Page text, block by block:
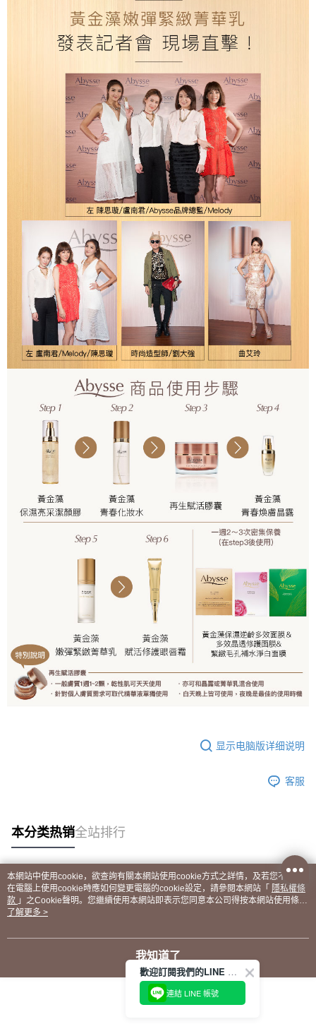
显示电脑版详细说明
客服
本分类热销全站排行
热门标签
本網站中使用cookie，欲查詢有關本網站使用cookie方式之詳情，及若您不希望
在電腦上使用cookie時應如何變更電腦的cookie設定，請參閱本網站「 隱私權條
款 」之Cookie聲明。您繼續使用本網站即表示您同意本公司得按本網站使用條款
之Cookie聲明使用cookie。
了解更多 >
我知道了
歡迎訂閱我們的LINE 官方帳號
連結 LINE 帳號